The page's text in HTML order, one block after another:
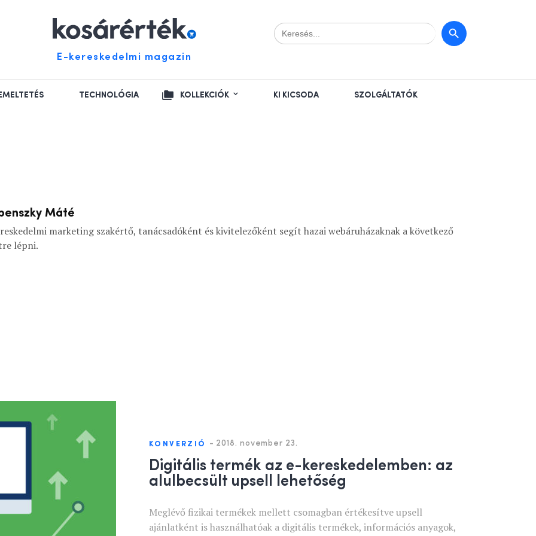
E-kereskedelmi magazin
Search
for:
TECHNOLÓGIA KOLLEKCIÓK KI KICSODA SZOLGÁLTATÓK
Máté
marketing szakértő, tanácsadóként és kivitelezőként segít hazai webáruházaknak a következő
lépni.
KONVERZIÓ - 2018. november 23.
Digitális termék az e-kereskedelemben: az
alulbecsült upsell lehetőség
Meglévő fizikai termékek mellett csomagban értékesítve upsell
ajánlatként is használhatóak a digitális termékek, információs anyagok,